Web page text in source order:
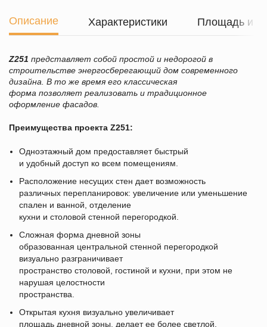
Описание Характеристики Площадь и
Z251представляет собой простой и недорогой в
строительстве энергосберегающий дом современного
дизайна. В то же время его классическая
форма позволяет реализовать и традиционное
оформление фасадов.
Преимущества проектаZ251:
Одноэтажный дом предоставляет быстрый
и удобный доступ ко всем помещениям.
Расположение несущих стен дает возможность
различных перепланировок: увеличение или уменьшение
спален и ванной, отделение
кухни и столовой стенной перегородкой.
Сложная форма дневной зоны
образованная центральной стенной перегородкой
визуально разграничивает
пространство столовой, гостиной и кухни, при этом не
нарушая целостности
пространства.
Открытая кухня визуально увеличивает
площадь дневной зоны, делает ее более светлой.